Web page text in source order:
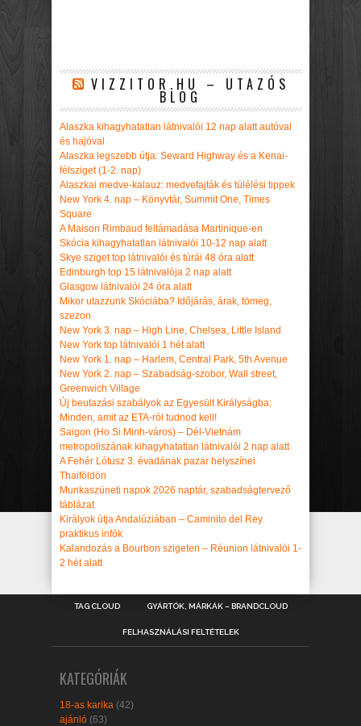
VIZZITOR.HU – UTAZÓS
BLOG
Alaszka kihagyhatatlan látnivalói 12 nap alatt autóval
és hajóval
Alaszka legszebb útja: Seward Highway és a Kenai-
félsziget (1-2. nap)
Alaszkai medve-kalauz: medvefajták és túlélési tippek
New York 4. nap – Könyvtár, Summit One, Times
Square
A Maison Rimbaud feltámadása Martinique-en
Skócia kihagyhatatlan látnivalói 10-12 nap alatt
Skye sziget top látnivalói és túrái 48 óra alatt
Edinburgh top 15 látnivalója 2 nap alatt
Glasgow látnivalói 24 óra alatt
Mikor utazzunk Skóciába? Időjárás, árak, tömeg,
szezon
New York 3. nap – High Line, Chelsea, Little Island
New York top látnivalói 1 hét alatt
New York 1. nap – Harlem, Central Park, 5th Avenue
New York 2. nap – Szabadság-szobor, Wall street,
Greenwich Village
Új beutazási szabályok az Egyesült Királyságba:
Minden, amit az ETA-ról tudnod kell!
Saigon (Ho Si Minh-város) – Dél-Vietnám
metropoliszának kihagyhatatlan látnivalói 2 nap alatt
A Fehér Lótusz 3. évadának pazar helyszínei
Thaiföldön
Munkaszüneti napok 2026 naptár, szabadságtervező
táblázat
Királyok útja Andalúziában – Caminito del Rey
praktikus infók
Kalandozás a Bourbon szigeten – Réunion látnivalói 1-
2 hét alatt
TAG CLOUD GYÁRTÓK, MÁRKÁK – BRANDCLOUD
FELHASZNÁLÁSI FELTÉTELEK
KATEGÓRIÁK
18-as karika (42)
ajánló (63)